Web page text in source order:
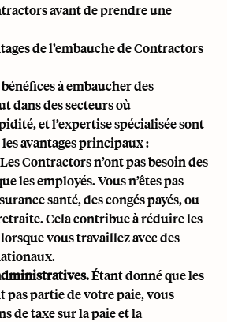
avant de prendre une
de l’embauche de Contractors
à embaucher des
dans des secteurs où
et l’expertise spécialisée sont
avantages principaux :
Les Contractors n’ont pas besoin des
les employés. Vous n’êtes pas
santé, des congés payés, ou
Cela contribue à réduire les
vous travaillez avec des
Étant donné que les
pas partie de votre paie, vous
de taxe sur la paie et la